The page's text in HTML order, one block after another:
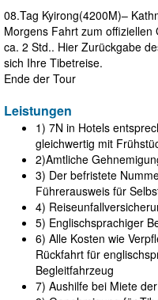
08.Tag Kyirong(4200M)–
Morgens Fahrt zum
ca. 2 Std.. Hier Zurückgabe
sich Ihre Tibetreise.
Ende der Tour
Leistungen
1) 7N in Hotels
gleichwertig mit
2)Amtliche
3) Der befristete
Führerausweis für
4)
5) Englischsprachiger
6) Alle Kosten wie
Rückfahrt für
Begleitfahrzeug
7) Aushilfe bei Miete